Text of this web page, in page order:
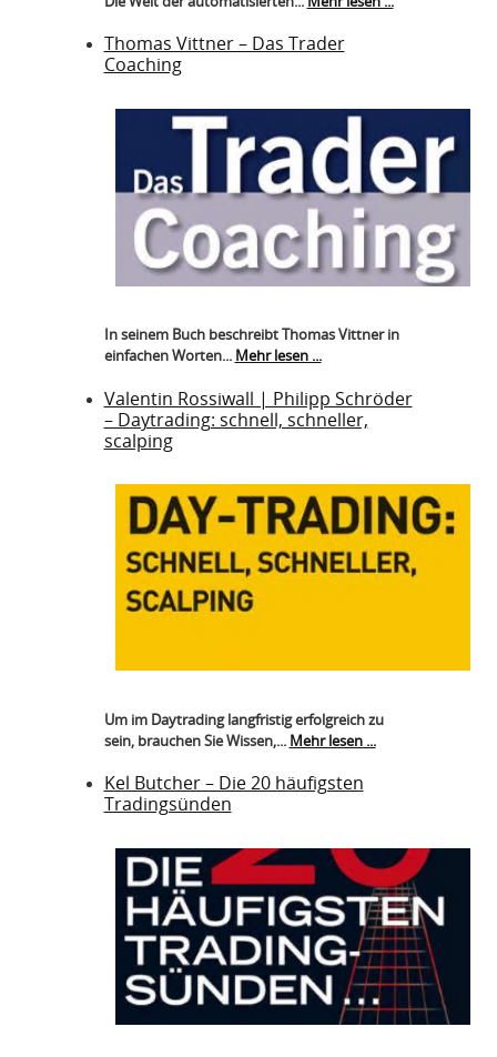
Thomas Vittner – Das Trader
Coaching
In seinem Buch beschreibt Thomas Vittner in
einfachen Worten... Mehr lesen ...
Valentin Rossiwall | Philipp Schröder
– Daytrading: schnell, schneller,
scalping
Um im Daytrading langfristig erfolgreich zu
sein, brauchen Sie Wissen,... Mehr lesen ...
Kel Butcher – Die 20 häufigsten
Tradingsünden